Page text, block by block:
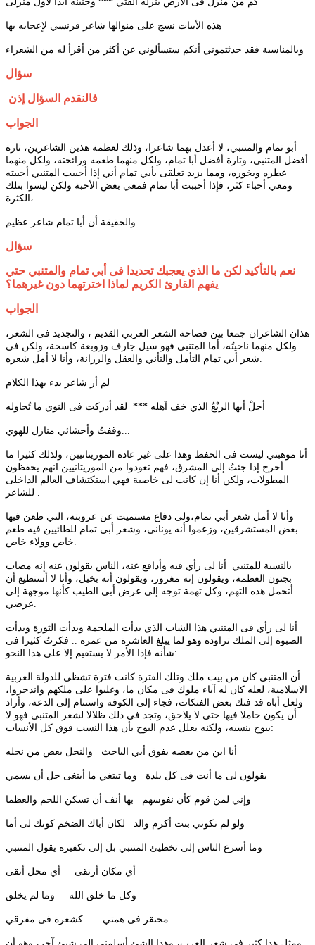
هذه الأبيات نسج على منوالها شاعر فرنسي لإعجابه بها
وبالمناسبة فقد حدثتموني أنكم ستسألوني عن أكثر من أقرأ له من الشعراء
سؤال
فالنقدم السؤال إذن
الجواب
أبو تمام والمتنبي، لا أعدل بهما شاعرا، وذلك لعظمة هذين الشاعرين، تارة
أفضل المتنبي، وتارة أفضل أبا تمام، ولكل منهما طعمه ورائحته، ولكل منهما
عطره وبخوره، ومما يزيد تعلقى بأبي تمام أني إذا أحببت المتنبي أحببته
ومعي أحباء كثر، فإذا أحببت أبا تمام فمعي بعض الأحبة ولكن ليسوا بتلك
الكثرة،
والحقيقة أن أبا تمام شاعر عظيم
سؤال
نعم بالتأكيد لكن ما الذي يعجبك تحديدا فى أبي تمام والمتنبي حتي
يفهم القارئ الكريم لماذا اخترتهما دون غيرهما؟
الجواب
هذان الشاعران جمعا بين فصاحة الشعر العربي القديم ، والتجديد فى الشعر،
ولكل منهما ناحيتُه، أما المتنبي فهو سيل جارف وزوبعة كاسحة، ولكن فى
لم أر شاعر بدء بهذا الكلام
أجلْ أيها الربْعُ الذي خف آهله *** لقد أدركت فى النوي ما تُحاوله
أنا موهبتي ليست فى الحفظ وهذا على غير عادة الموريتانيين، ولذلك كثيرا ما
أحرج إذا جئتُ إلى المشرق، فهم تعودوا من الموريتانيين انهم يحفظون
المطولات، ولكن أنا إن كانت لى خاصية فهي استكتشاف العالم الداخلى
وأنا لا أمل شعر أبي تمام،ولى دفاع مستميت عن عروبته، التي طعن فيها
بعض المستشرقين، وزعموا أنه يوناني، وشعر أبي تمام للطائيين فيه طعم
بالنسبة للمتنبي أنا لى رأي فيه وأدافع عنه، الناس يقولون عنه إنه مصاب
بجنون العظمة، ويقولون إنه مغرور، ويقولون أنه بخيل، وأنا لا أستطيع أن
أتحمل هذه التهم، وكل تهمة توجه إلى عرض أبي الطيب كأنها موجهة إلى
أنا لى رأي فى المتنبي هذا الشاب الذي بدأت الملحمة وبدأت الثورة وبدأت
الصبوة إلى الملك تراوده وهو لما يبلغ العاشرة من عمره .. فكرتُ كثيرا فى
شأنه فإذا الأمر لا يستقيم إلا على هذا النحو:
أن المتنبي كان من بيت ملك وتلك الفترة كانت فترة تشظي للدولة العربية
الاسلامية، لعله كان له آباء ملوك فى مكان ما، وغلبوا على ملكهم واندحروا،
ولعل أباه قد فتك بعض الفتكات، فجاء إلى الكوفة واستنام إلى الدعة، وأراد
أن يكون خاملا فيها حتي لا يلاحق، وتجد فى ذلك ظلالا لشعر المتنبي فهو لا
يبوح بنسبه، ولكنه يعلل عدم البوح بأن هذا النسب فوق كل الأنساب:
أنا ابن من بعضه يفوق أبي الباحث والنجل بعض من نجله
يقولون لى ما أنت فى كل بلدة وما تبتغي ما أبتغى جل أن يسمي
وإني لمن قوم كأن نفوسهم بها أنف أن تسكن اللحم والعظما
ولو لم تكوني بنت أكرم والد لكان أباك الضخم كونك لى أما
وما أسرع الناس إلى تخطيئ المتنبي بل إلى تكفيره يقول المتنبي
أي مكان أرتقى أي محل أتقى
وكل ما خلق الله وما لم يخلق
محتقر فى همتي كشعرة فى مفرقي